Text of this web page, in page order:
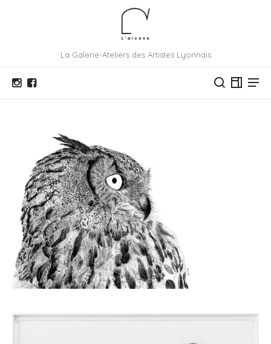
La Galerie-Ateliers des Artistes Lyonnais